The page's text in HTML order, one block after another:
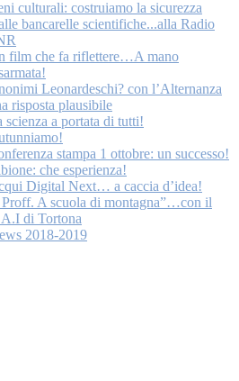
culturali: costruiamo la sicurezza
bancarelle scientifiche...alla Radio
film che fa riflettere…A mano
Leonardeschi? con l’Alternanza
risposta plausibile
scienza a portata di tutti!
stampa 1 ottobre: un successo!
che esperienza!
Digital Next… a caccia d’idea!
A scuola di montagna”…con il
di Tortona
2018-2019